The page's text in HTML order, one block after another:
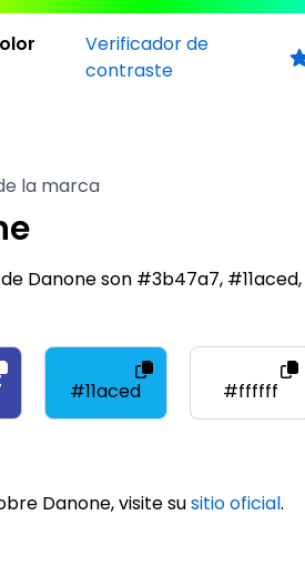
Verificador de
contraste
la marca
Danone son #3b47a7,
#11aced #ffffff
Danone, visite susitio oficial.